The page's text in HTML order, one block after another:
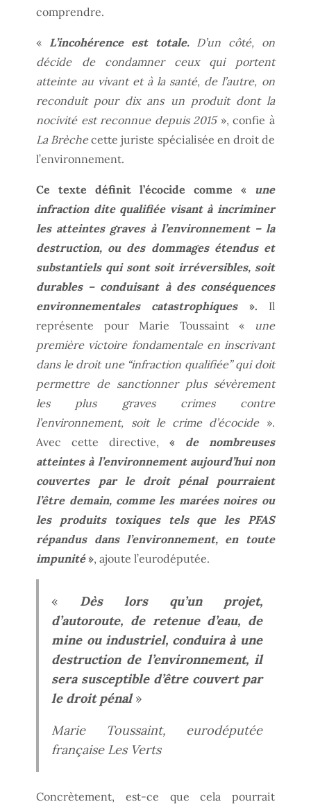
comprendre.
« L’incohérence est totale.D’un côté, on
décide de condamner ceux qui portent
atteinte au vivant et à la santé, de l’autre, on
reconduit pour dix ans un produit dont la
nocivité est reconnue depuis 2015», confie à
La Brèchecette juriste spécialisée en droit de
l’environnement.
Ce texte définit l’écocide comme «
une
infraction dite qualifiée visant à incriminer
les atteintes graves à l’environnement – la
destruction, ou des dommages étendus et
substantiels qui sont soit irréversibles, soit
durables – conduisant à des conséquences
environnementales catastrophiques». Il
représente pour Marie Toussaint «
une
première victoire fondamentale en inscrivant
dans le droit une “infraction qualifiée” qui doit
permettre de sanctionner plus sévèrement
les plus graves crimes contre
l’environnement, soit le crime d’écocide».
Avec cette directive, « de nombreuses
atteintes à l’environnement aujourd’hui non
couvertes par le droit pénal pourraient
l’être demain, comme les marées noires ou
les produits toxiques tels que les PFAS
répandus dans l’environnement, en toute
impunité», ajoute l’eurodéputée.
« Dès lors qu’un projet,
d’autoroute, de retenue d’eau, de
mine ou industriel, conduira à une
destruction de l’environnement, il
sera susceptible d’être couvert par
le droit pénal»
Marie Toussaint, eurodéputée
française Les Verts
Concrètement, est-ce que cela pourrait